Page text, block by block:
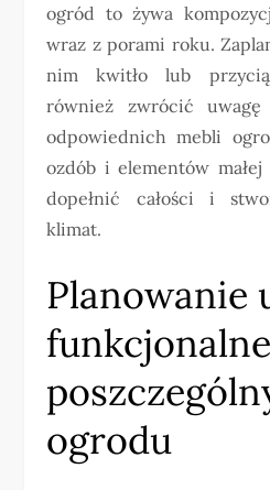
ogród to żywa
wraz z porami roku.
nim kwitło lub
również zwrócić
odpowiednich mebli
ozdób i elementów
dopełnić całości i
klimat.
Planowanie
ogrodu